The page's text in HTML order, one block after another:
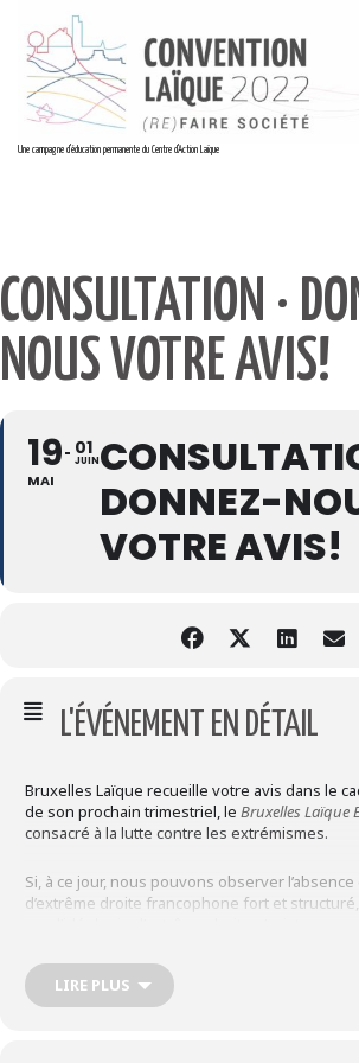
Une campagne d'éducation permanente du Centre d'Action Laïque
CONSULTATION ·
NOUS VOTRE AVIS!
19
MAI
01
JUIN
DONNEZ-
VOTRE AVIS!
L'ÉVÉNEMENT EN DÉTAIL
Bruxelles Laïque recueille votre avis dans le
de son prochain trimestriel, le Bruxelles Laïque
consacré à la lutte contre les extrémismes.
Si, à ce jour, nous pouvons observer
d’extrême droite francophone fort et
Dès lors… Où ces idées trouvent-elles refuge?
LIRE PLUS